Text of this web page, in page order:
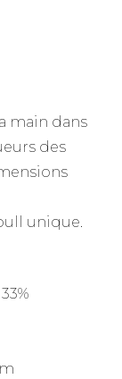
main dans
des
unique.